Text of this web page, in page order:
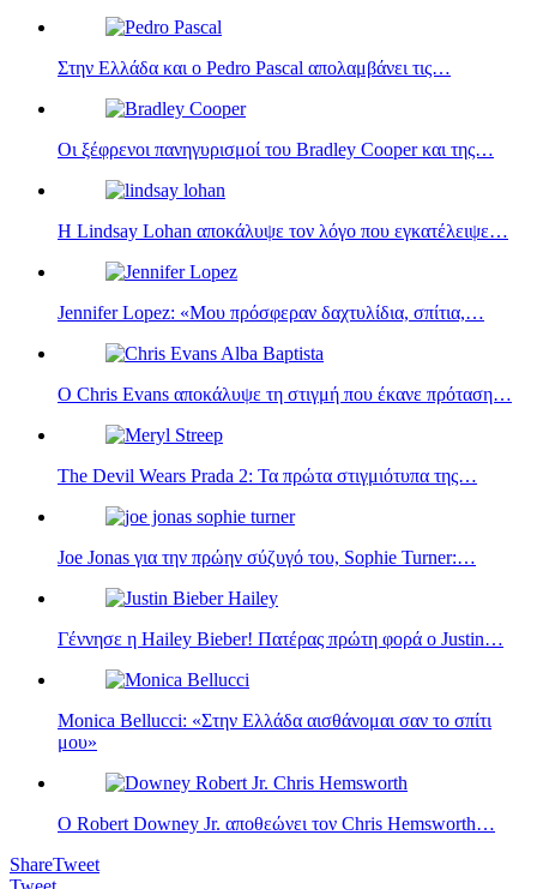
Στην Ελλάδα και ο Pedro Pascal απολαμβάνει τις…
Οι ξέφρενοι πανηγυρισμοί του Bradley Cooper και της…
Η Lindsay Lohan αποκάλυψε τον λόγο που εγκατέλειψε…
Jennifer Lopez: «Μου πρόσφεραν δαχτυλίδια, σπίτια,…
Ο Chris Evans αποκάλυψε τη στιγμή που έκανε πρόταση…
The Devil Wears Prada 2: Τα πρώτα στιγμιότυπα της…
Joe Jonas για την πρώην σύζυγό του, Sophie Turner:…
Γέννησε η Hailey Bieber! Πατέρας πρώτη φορά ο Justin…
Monica Bellucci: «Στην Ελλάδα αισθάνομαι σαν το σπίτι
μου»
Ο Robert Downey Jr. αποθεώνει τον Chris Hemsworth…
ShareTweet